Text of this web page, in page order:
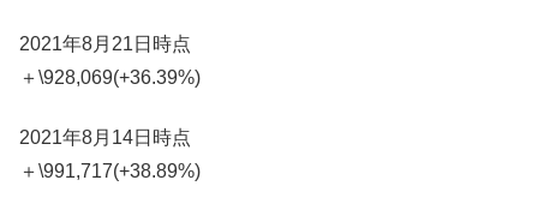
2021年8月21日時点
＋\928,069(+36.39%)
2021年8月14日時点
＋\991,717(+38.89%)